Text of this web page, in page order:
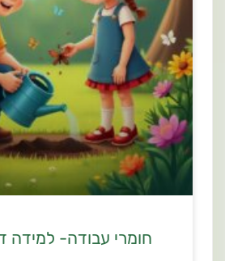
חומרי עבודה- למידה